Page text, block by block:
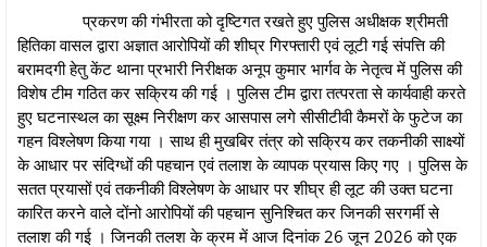
प्रकरण की गंभीरता को दृष्टिगत रखते हुए पुलिस अधीक्षक श्रीमती
हितिका वासल द्वारा अज्ञात आरोपियों की शीघ्र गिरफ्तारी एवं लूटी गई संपत्ति की
बरामदगी हेतु केंट थाना प्रभारी निरीक्षक अनूप कुमार भार्गव के नेतृत्व में पुलिस की
विशेष टीम गठित कर सक्रिय की गई । पुलिस टीम द्वारा तत्परता से कार्यवाही करते
हुए घटनास्थल का सूक्ष्म निरीक्षण कर आसपास लगे सीसीटीवी कैमरों के फुटेज का
गहन विश्लेषण किया गया । साथ ही मुखबिर तंत्र को सक्रिय कर तकनीकी साक्ष्यों
के आधार पर संदिग्धों की पहचान एवं तलाश के व्यापक प्रयास किए गए । पुलिस के
सतत प्रयासों एवं तकनीकी विश्लेषण के आधार पर शीघ्र ही लूट की उक्त घटना
कारित करने वाले दोंनो आरोपियों की पहचान सुनिश्चित कर जिनकी सरगर्मी से
तलाश की गई । जिनकी तलश के क्रम में आज दिनांक 26 जून 2026 को एक